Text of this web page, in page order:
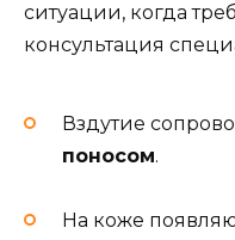
ситуации, когда
консультация
Вздутие
поносом.
На коже